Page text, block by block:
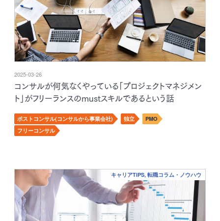
2025-03-26
コンサルが何気なくやっている「プロジェクトマネジメン
ト」がフリーランスのmustスキルであるという話
ポストコンサル(コンサルから事業会社) 独立
PMO
フリーコンサル
キャリアTIPS, 転職コラム・ノウハウ